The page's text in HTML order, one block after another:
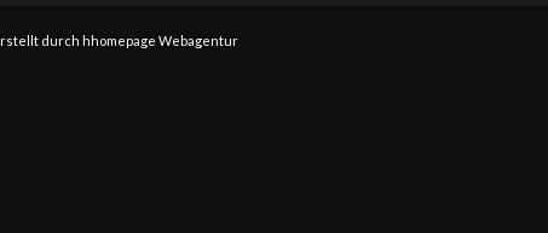
durch hhomepage Webagentur